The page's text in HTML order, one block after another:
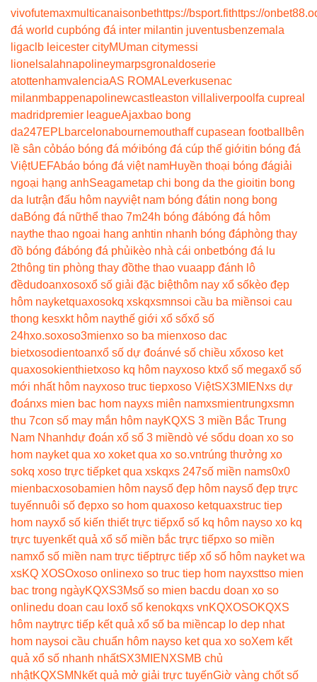
vivofutemaxmulticanaisonbethttps://bsport.fithttps://
đá world cupbóng đá inter milantin juventusbenzema la
ligaclb leicester cityMUman citymessi
lionel salahnapolineymarpsgronaldoserie
atottenhamvalenciaAS ROMA Leverkusenac
milanmbappenapolinewcastleaston villa liverpool fa cupreal
madridpremier leagueAjaxbao bong
da247EPLbarcelonabournemouthaff cupasean football
bên
lề sân cỏbáo bóng đá mớibóng đá cúp thế giớitin bóng đá
ViệtUEFAbáo bóng đá việt namHuyền thoại bóng đágiải
ngoại hạng anhSeagametap chi bong da the gioitin bong
da lutrận đấu hôm nayviệt nam bóng đátin nong bong
daBóng đá nữthể thao 7m24h bóng đábóng đá hôm
naythe thao ngoai hang anhtin nhanh bóng đáphòng thay
đồ bóng đábóng đá phủikèo nhà cái onbetbóng đá lu
2thông tin phòng thay đồthe thao vuaapp đánh lô
đềdudoanxosoxổ số giải đặc biệthôm nay xổ sốkèo đẹp
hôm nayketquaxosokq xskqxsmnsoi cầu ba miềnsoi cau
thong kesxkt hôm naythế giới xổ sốxổ số
24hxo.soxoso3mienxo so ba mienxoso dac
bietxosodientoanxổ số dự đoánvé số chiều xổxoso ket
quaxosokienthietxoso kq hôm nayxoso ktxổ số megaxổ số
mới nhất hôm nayxoso truc tiepxoso ViệtSX3MIENxs dự
đoánxs mien bac hom nayxs miên namxsmientrungxsmn
thu 7con số may mắn hôm nayKQXS 3 miền Bắc Trung
Nam Nhanhdự đoán xổ số 3 miềndò vé sốdu doan xo so
hom nayket qua xo xoket qua xo so.vntrúng thưởng xo
sokq xoso trực tiếpket qua xskqxs 247số miền nams0x0
mienbacxosobamien hôm naysố đẹp hôm naysố đẹp trực
tuyếnnuôi số đẹpxo so hom quaxoso ketquaxstruc tiep
hom nayxổ số kiến thiết trực tiếpxổ số kq hôm nayso xo kq
trực tuyenkết quả xổ số miền bắc trực tiếpxo so miền
namxổ số miền nam trực tiếptrực tiếp xổ số hôm nayket wa
xsKQ XOSOxoso onlinexo so truc tiep hom nayxsttso mien
bac trong ngàyKQXS3Msố so mien bacdu doan xo so
onlinedu doan cau loxổ số kenokqxs vnKQXOSOKQXS
hôm naytrực tiếp kết quả xổ số ba miềncap lo dep nhat
hom naysoi cầu chuẩn hôm nayso ket qua xo soXem kết
quả xổ số nhanh nhấtSX3MIEN XSMB chủ
nhậtKQXSMN kết quả mở giải trực tuyếnGiờ vàng chốt số